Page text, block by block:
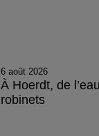
6 août 2026
À Hoerdt, de
robinets